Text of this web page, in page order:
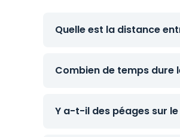
Quelle est la distance
Combien de temps dure
Y a-t-il des péages sur